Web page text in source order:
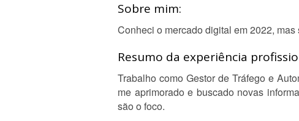
Sobre mim:
Conheci o mercado digital em 2022,
Resumo da experiência
Trabalho como Gestor de Tráfego e
me aprimorado e buscado novas
são o foco.